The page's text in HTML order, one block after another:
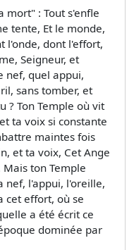
mort" : Tout s'enfle
tente, Et le monde,
l'onde, dont l'effort,
Seigneur, et
nef, quel appui,
sans tomber, et
? Ton Temple où vit
ta voix si constante
maintes fois
et ta voix, Cet Ange
ton Temple
nef, l'appui, l'oreille,
cet effort, où se
a été écrit ce
dominée par